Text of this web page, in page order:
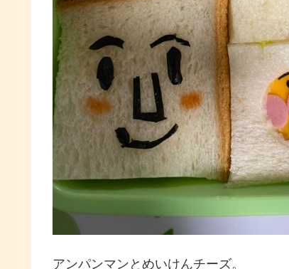
アンパンマンとめいけんチーズ。